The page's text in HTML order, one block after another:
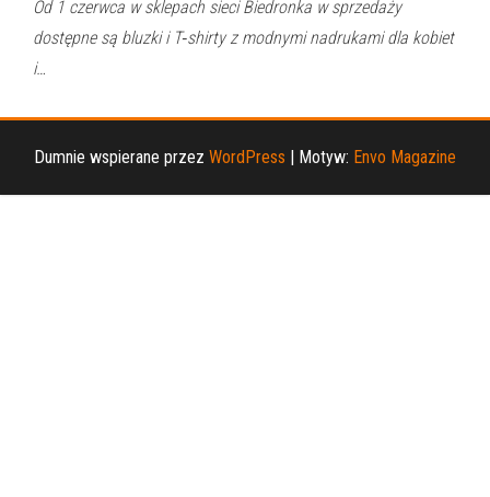
Od 1 czerwca w sklepach sieci Biedronka w sprzedaży
dostępne są bluzki i T‑shirty z modnymi nadrukami dla kobiet
i…
Dumnie wspierane przez WordPress | Motyw: Envo Magazine